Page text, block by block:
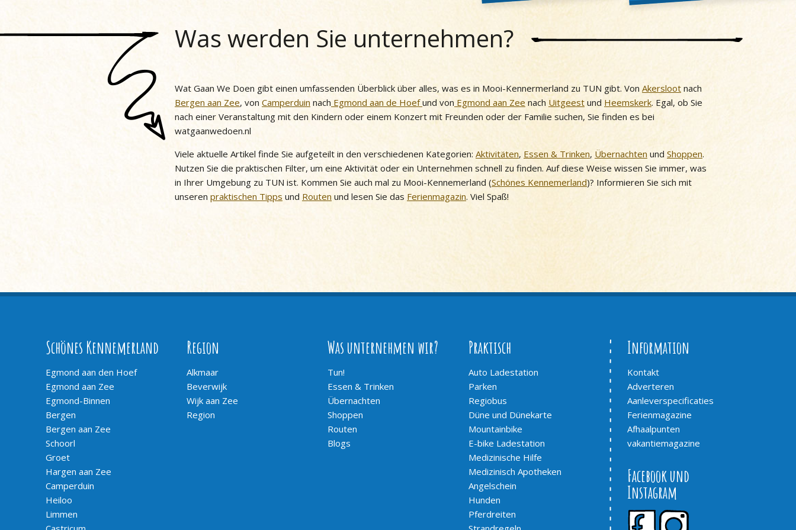
Was werden Sie unternehmen?
Wat Gaan We Doen gibt einen umfassenden Überblick über alles, was es in Mooi-Kennermerland zu TUN gibt. Von Akersloot nach
Bergen aan Zee, von Camperduin nach Egmond aan de Hoefund von Egmond aan Zee nach Uitgeest und Heemskerk. Egal, ob Sie
nach einer Veranstaltung mit den Kindern oder einem Konzert mit Freunden oder der Familie suchen, Sie finden es bei
watgaanwedoen.nl
Viele aktuelle Artikel finde Sie aufgeteilt in den verschiedenen Kategorien: Aktivitäten, Essen & Trinken, Übernachten und Shoppen.
Nutzen Sie die praktischen Filter, um eine Aktivität oder ein Unternehmen schnell zu finden. Auf diese Weise wissen Sie immer, was
in Ihrer Umgebung zu TUN ist. Kommen Sie auch mal zu Mooi-Kennemerland (Schönes Kennemerland)? Informieren Sie sich mit
unseren praktischen Tipps und Routen und lesen Sie das Ferienmagazin. Viel Spaß!
Schönes Kennemerland
Egmond aan den Hoef
Egmond aan Zee
Egmond-Binnen
Bergen
Bergen aan Zee
Schoorl
Groet
Hargen aan Zee
Camperduin
Heiloo
Limmen
Region
Alkmaar
Beverwijk
Wijk aan Zee
Region
Was unternehmen wir?
Tun!
Essen & Trinken
Übernachten
Shoppen
Routen
Blogs
Praktisch
Auto Ladestation
Parken
Regiobus
Düne und Dünekarte
Mountainbike
E-bike Ladestation
Medizinische Hilfe
Medizinisch Apotheken
Angelschein
Hunden
Pferdreiten
Information
Kontakt
Adverteren
Aanleverspecificaties
Ferienmagazine
Afhaalpunten
vakantiemagazine
Facebook und
Instagram